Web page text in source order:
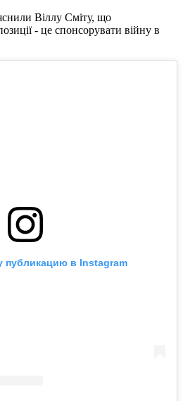
Віллу Сміту, що
- це спонсорувати війну в
публикацию в Instagram